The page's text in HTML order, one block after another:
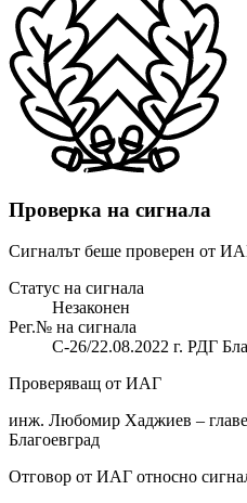
Проверка на сигнала
Сигналът беше проверен от
Статус на сигнала
Незаконен
Рег.№ на сигнала
С-26/22.08.2022 г. РДГ
Проверяващ от ИАГ
инж. Любомир Хаджиев –
Благоевград
Отговор от ИАГ относно